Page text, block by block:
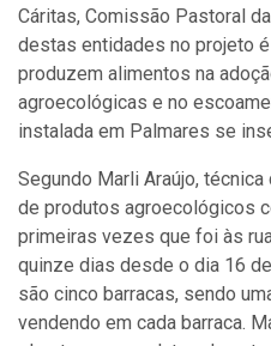
Cáritas, Comissão Pastoral
destas entidades no projeto
produzem alimentos na
agroecológicas e no
instalada em Palmares se
Segundo Marli Araújo,
de produtos agroecológicos
primeiras vezes que foi às
quinze dias desde o dia 16
são cinco barracas, sendo
vendendo em cada barraca.